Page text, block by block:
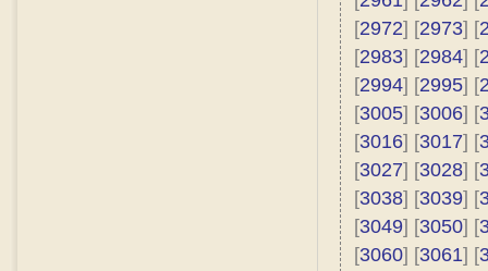
[2972] [2973] [
[2983] [2984] [
[2994] [2995] [
[3005] [3006] [
[3016] [3017] [
[3027] [3028] [
[3038] [3039] [
[3049] [3050] [
[3060] [3061] [